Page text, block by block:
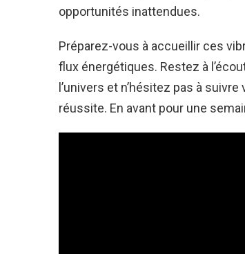
opportunités inattendues.
Préparez-vous à accueillir ces
flux énergétiques. Restez à
l’univers et n’hésitez pas à
réussite. En avant pour une